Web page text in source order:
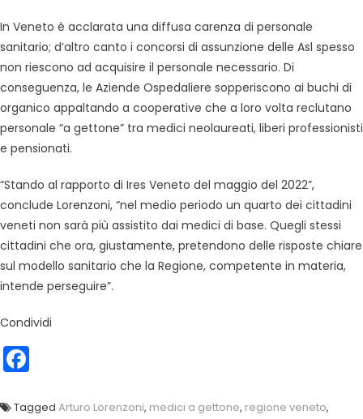
In Veneto è acclarata una diffusa carenza di personale
sanitario; d’altro canto i concorsi di assunzione delle Asl spesso
non riescono ad acquisire il personale necessario. Di
conseguenza, le Aziende Ospedaliere sopperiscono ai buchi di
organico appaltando a cooperative che a loro volta reclutano
personale “a gettone” tra medici neolaureati, liberi professionisti
e pensionati.
“Stando al rapporto di Ires Veneto del maggio del 2022”,
conclude Lorenzoni, “nel medio periodo un quarto dei cittadini
veneti non sarà più assistito dai medici di base. Quegli stessi
cittadini che ora, giustamente, pretendono delle risposte chiare
sul modello sanitario che la Regione, competente in materia,
intende perseguire”.
Condividi
Tagged Arturo Lorenzoni, medici a gettone, regione veneto,